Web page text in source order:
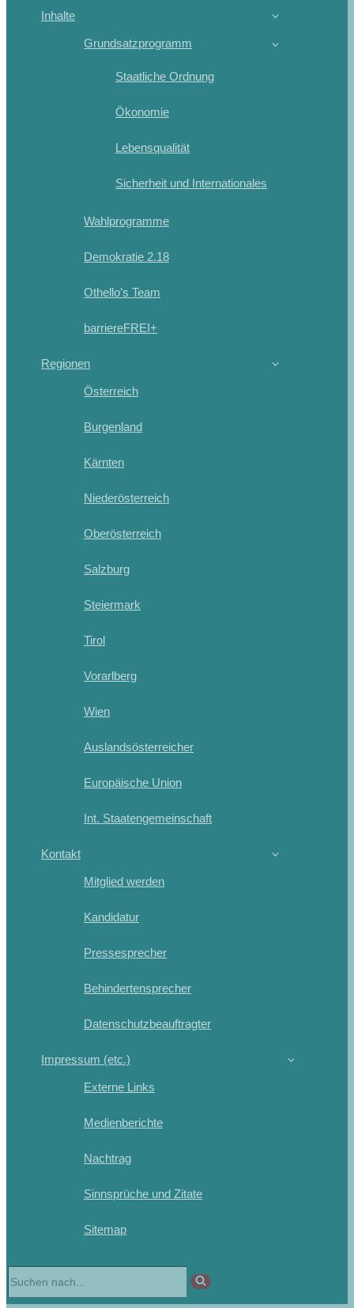
Inhalte
Grundsatzprogramm
Staatliche Ordnung
Ökonomie
Lebensqualität
Sicherheit und Internationales
Wahlprogramme
Demokratie 2.18
Othello’s Team
barriereFREI+
Regionen
Österreich
Burgenland
Kärnten
Niederösterreich
Oberösterreich
Salzburg
Steiermark
Tirol
Vorarlberg
Wien
Auslandsösterreicher
Europäische Union
Int. Staatengemeinschaft
Kontakt
Mitglied werden
Kandidatur
Pressesprecher
Behindertensprecher
Datenschutzbeauftragter
Impressum (etc.)
Externe Links
Medienberichte
Nachtrag
Sinnsprüche und Zitate
Sitemap